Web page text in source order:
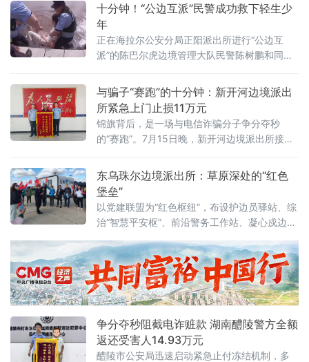
让旁边的动车组列
十分钟！“公边互派”民警成功救下轻生少
年
正在海拉尔公安分局正阳派出所进行“公边互
派”的陈巴尔虎边境管理大队民警陈树鹏和同
紧急转接警：一名少年在河边打来电话，言语
间满是轻生念头，但具体位置无法确定。随
后，派出所迅速分组行动。一组调取沿河监控
进行人脸比对，另一组沿河岸线展开地毯式搜
寻，陈树鹏则拨通少年电话展开安抚引导。仅
同事
与骗子“赛跑”的十分钟：新开河边境派出
所紧急上门止损11万元
锦旗背后，是一场与电信诈骗分子争分夺秒
的“赛跑”。7月15日晚，新开河边境派出所接到
信网络诈骗，即将进行大额转账。值班民警张
海龙、包立冬反复拨打当事人于某的电话，始
终无法接通
东乌珠尔边境派出所：草原深处的“红色
堡垒”
以党建联盟为“红色枢纽”，布设护边员驿站、综
治“智慧平安枢”、前沿警务工作站、凝心戍边警
军警民的力量拧成一股绳，打造“红枢领航·五阵
争分夺秒阻截电诈赃款 湖南醴陵警方全额
返还受害人14.93万元
醴陵市公安局迅速启动紧急止付冻结机制，多